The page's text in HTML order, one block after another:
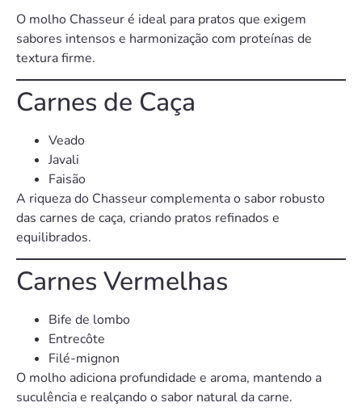
O molho Chasseur é ideal para pratos que exigem
sabores intensos e harmonização com proteínas de
textura firme.
Carnes de Caça
Veado
Javali
Faisão
A riqueza do Chasseur complementa o sabor robusto
das carnes de caça, criando pratos refinados e
equilibrados.
Carnes Vermelhas
Bife de lombo
Entrecôte
Filé-mignon
O molho adiciona profundidade e aroma, mantendo a
suculência e realçando o sabor natural da carne.